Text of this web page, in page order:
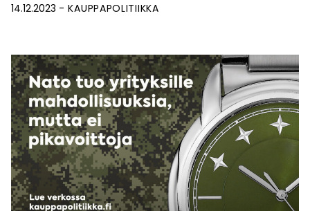
14.12.2023 KAUPPAPOLITIIKKA